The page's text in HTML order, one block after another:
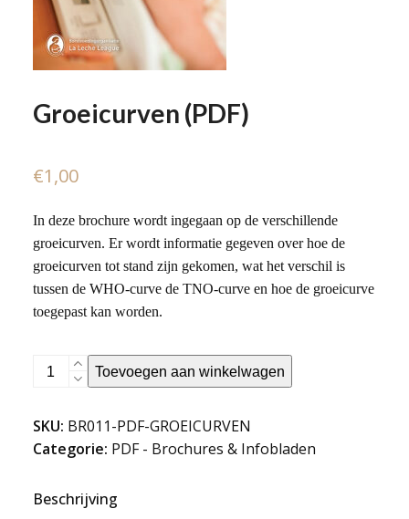
Groeicurven (PDF)
€1,00
In deze brochure wordt ingegaan op de verschillende
groeicurven. Er wordt informatie gegeven over hoe de
groeicurven tot stand zijn gekomen, wat het verschil is
tussen de WHO-curve de TNO-curve en hoe de groeicurve
toegepast kan worden.
GroeicurvenToevoegen aan winkelwagen
SKU: BR011-PDF-GROEICURVEN
Categorie: PDF - Brochures & Infobladen
Beschrijving